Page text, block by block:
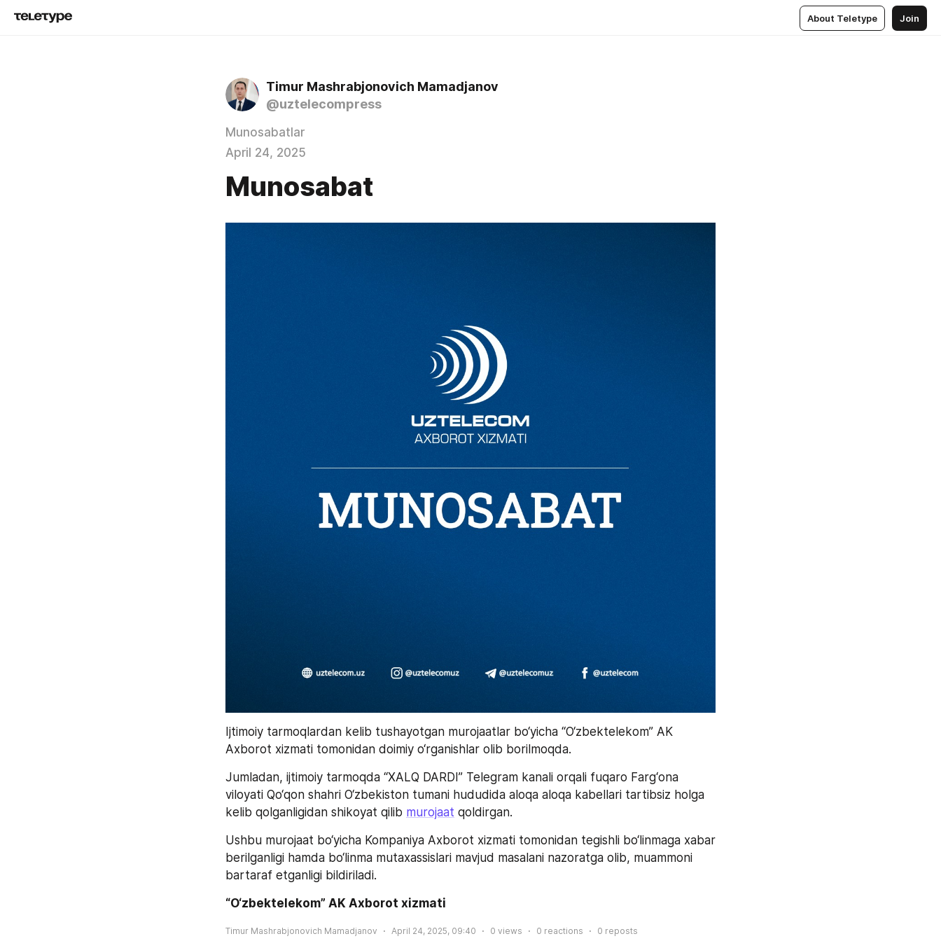
About Teletype Join
Timur Mashrabjonovich Mamadjanov
@uztelecompress
Munosabatlar
April 24, 2025
Munosabat
Ijtimoiy tarmoqlardan kelib tushayotgan murojaatlar bo‘yicha “O‘zbektelekom” AK
Axborot xizmati tomonidan doimiy o‘rganishlar olib borilmoqda.
Jumladan, ijtimoiy tarmoqda “XALQ DARDI” Telegram kanali orqali fuqaro Farg‘ona
viloyati Qo‘qon shahri O‘zbekiston tumani hududida aloqa aloqa kabellari tartibsiz holga
kelib qolganligidan shikoyat qilib murojaat qoldirgan.
Ushbu murojaat bo‘yicha Kompaniya Axborot xizmati tomonidan tegishli bo‘linmaga xabar
berilganligi hamda bo‘linma mutaxassislari mavjud masalani nazoratga olib, muammoni
bartaraf etganligi bildiriladi.
“O‘zbektelekom” AK Axborot xizmati
Timur Mashrabjonovich Mamadjanov April 24, 2025, 09:40 0 views 0 reactions 0 reposts